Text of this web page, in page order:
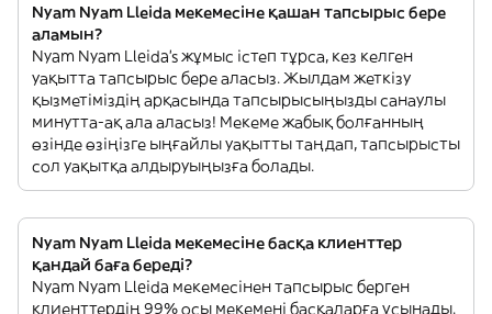
Nyam Nyam Lleida мекемесіне қашан тапсырыс бере
аламын?
Nyam Nyam Lleida’s жұмыс істеп тұрса, кез келген
уақытта тапсырыс бере аласыз. Жылдам жеткізу
қызметіміздің арқасында тапсырысыңызды санаулы
минутта-ақ ала аласыз! Мекеме жабық болғанның
өзінде өзіңізге ыңғайлы уақытты таңдап, тапсырысты
сол уақытқа алдыруыңызға болады.
Nyam Nyam Lleida мекемесіне басқа клиенттер
қандай баға береді?
Nyam Nyam Lleida мекемесінен тапсырыс берген
клиенттердің 99% осы мекемені басқаларға ұсынады.